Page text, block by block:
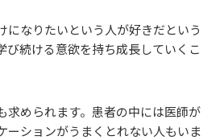
になりたいという人が好きだという
び続ける意欲を持ち成長していくこ
求められます。患者の中には医師が
ーションがうまくとれない人もいま